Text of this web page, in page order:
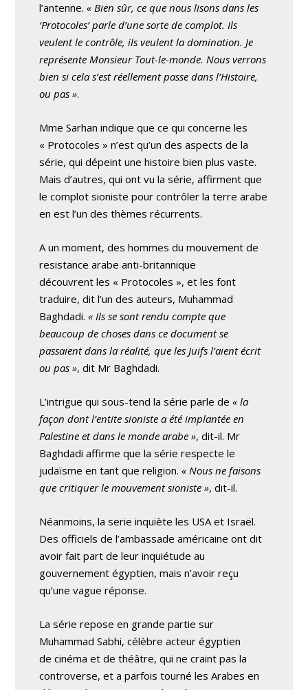
l’antenne.« Bien sûr, ce que nous lisons dans les
‘Protocoles’ parle d’une sorte de complot. Ils
veulent le contrôle, ils veulent la domination. Je
représente Monsieur Tout-le-monde. Nous verrons
bien si cela s’est réellement passe dans l’Histoire,
ou pas ».
Mme Sarhan indique que ce qui concerne les
« Protocoles » n’est qu’un des aspects de la
série, qui dépeint une histoire bien plus vaste.
Mais d’autres, qui ont vu la série, affirment que
le complot sioniste pour contrôler la terre arabe
en est l’un des thèmes récurrents.
A un moment, des hommes du mouvement de
resistance arabe anti-britannique
découvrent les « Protocoles », et les font
traduire, dit l’un des auteurs, Muhammad
Baghdadi.« Ils se sont rendu compte que
beaucoup de choses dans ce document se
passaient dans la réalité, que les Juifs l’aient écrit
ou pas », dit Mr Baghdadi.
L’intrigue qui sous-tend la série parle de« la
façon dont l’entite sioniste a été implantée en
Palestine et dans le monde arabe », dit-il. Mr
Baghdadi affirme que la série respecte le
judaïsme en tant que religion.« Nous ne faisons
que critiquer le mouvement sioniste », dit-il.
Néanmoins, la serie inquiète les USA et Israël.
Des officiels de l’ambassade américaine ont dit
avoir fait part de leur inquiétude au
gouvernement égyptien, mais n’avoir reçu
qu’une vague réponse.
La série repose en grande partie sur
Muhammad Sabhi, célèbre acteur égyptien
de cinéma et de théâtre, qui ne craint pas la
controverse, et a parfois tourné les Arabes en